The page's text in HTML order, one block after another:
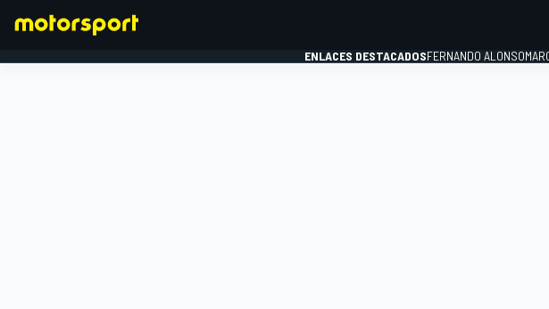
ENLACES DESTACADOSFERNANDO ALONSO